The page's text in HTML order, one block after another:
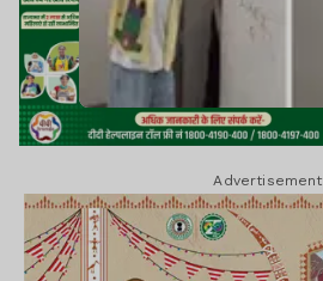
Advertisement